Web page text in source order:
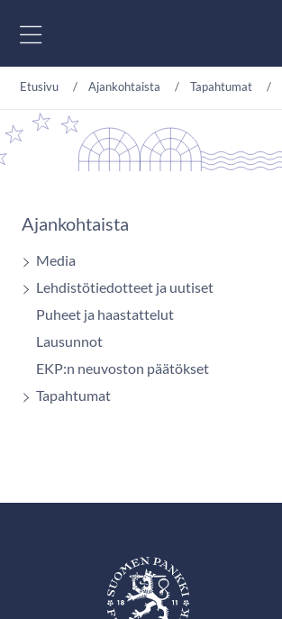
Etusivu Ajankohtaista Tapahtumat
Ajankohtaista
Media
Lehdistötiedotteet ja uutiset
Puheet ja haastattelut
Lausunnot
EKP:n neuvoston päätökset
Tapahtumat